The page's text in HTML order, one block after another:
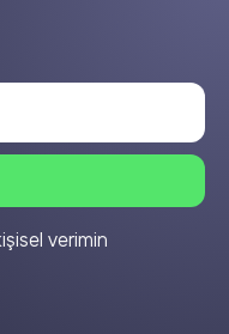
verimin